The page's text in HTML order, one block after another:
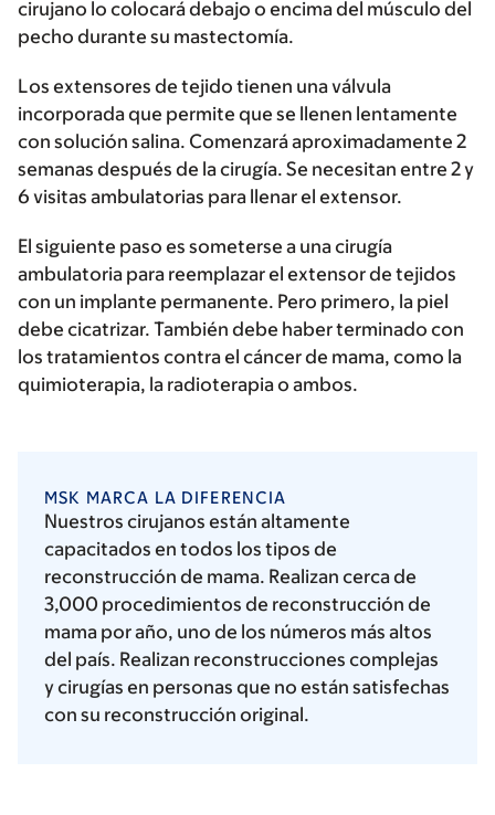
cirujano lo colocará debajo o encima del músculo del
pecho durante su mastectomía.
Los extensores de tejido tienen una válvula
incorporada que permite que se llenen lentamente
con solución salina. Comenzará aproximadamente 2
semanas después de la cirugía. Se necesitan entre 2 y
6 visitas ambulatorias para llenar el extensor.
El siguiente paso es someterse a una cirugía
ambulatoria para reemplazar el extensor de tejidos
con un implante permanente. Pero primero, la piel
debe cicatrizar. También debe haber terminado con
los tratamientos contra el cáncer de mama, como la
quimioterapia, la radioterapia o ambos.
MSK MARCA LA DIFERENCIA
Nuestros cirujanos están altamente
capacitados en todos los tipos de
reconstrucción de mama. Realizan cerca de
3,000 procedimientos de reconstrucción de
mama por año, uno de los números más altos
del país. Realizan reconstrucciones complejas
y cirugías en personas que no están satisfechas
con su reconstrucción original.